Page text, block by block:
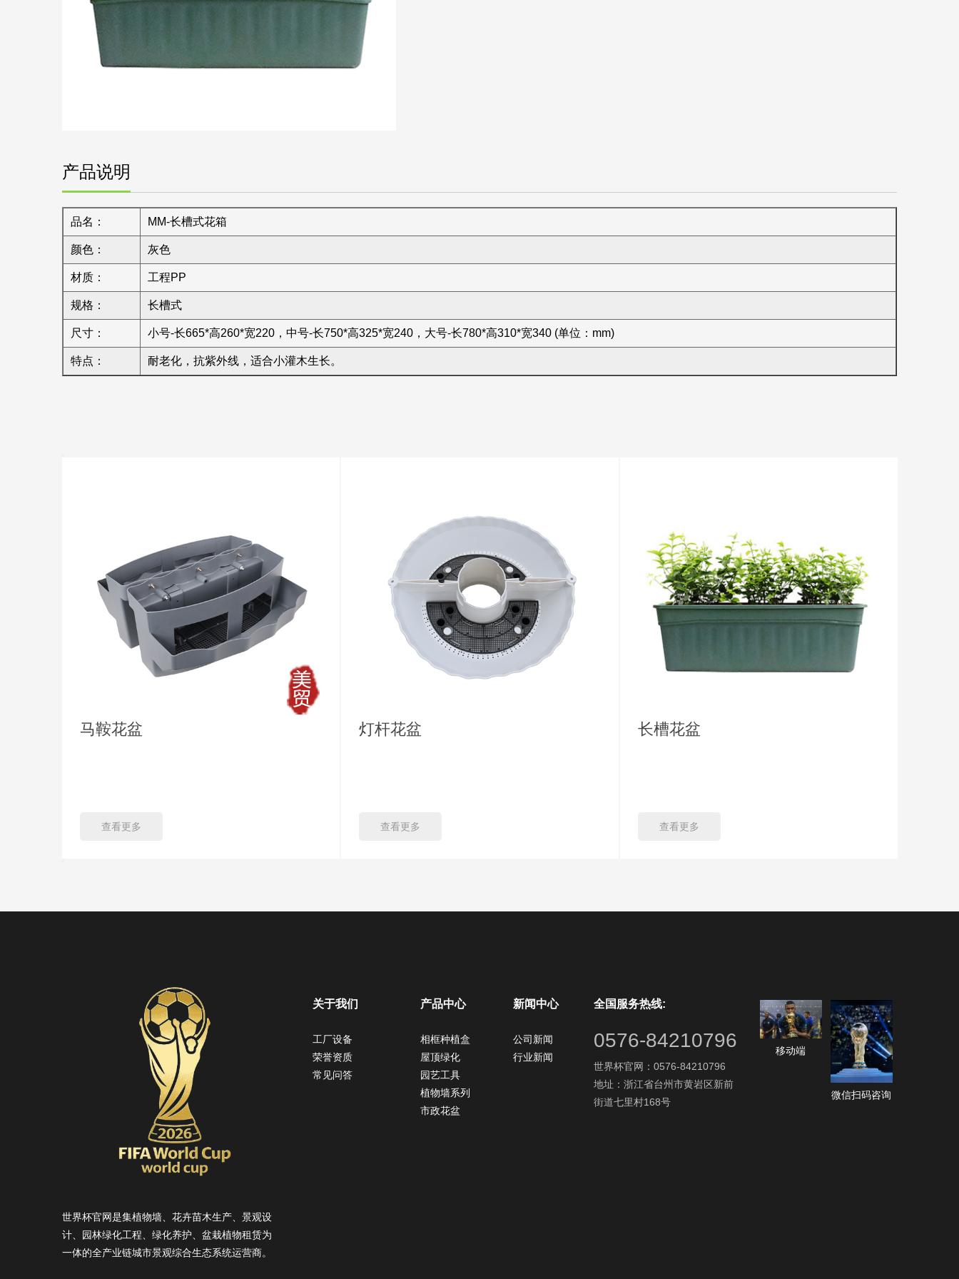
产品说明
品名： MM-长槽式花箱
颜色： 灰色
材质： 工程PP
规格： 长槽式
尺寸： 小号-长665*高260*宽220，中号-长750*高325*宽240，大号-长780*高310*宽340 (单位：mm)
特点： 耐老化，抗紫外线，适合小灌木生长。
马鞍花盆
查看更多
灯杆花盆
查看更多
长槽花盆
查看更多
世界杯官网是集植物墙、花卉苗木生产、景观设
计、园林绿化工程、绿化养护、盆栽植物租赁为
一体的全产业链城市景观综合生态系统运营商。
关于我们
工厂设备
荣誉资质
常见问答
产品中心
相框种植盒
屋顶绿化
园艺工具
植物墙系列
市政花盆
新闻中心
公司新闻
行业新闻
全国服务热线:
0576-84210796
世界杯官网：0576-84210796
地址：浙江省台州市黄岩区新前
街道七里村168号
移动端
微信扫码咨询